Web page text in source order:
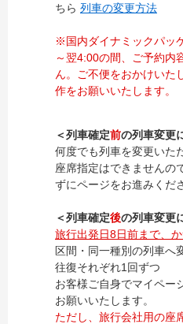
ちら 列車の変更方法
※国内ダイナミックパッ
～翌4:00の間、ご予約内
ん。
ご不便をおかけいた
作をお願いいたします。
＜列車確定前の列車変更
何度でも列車を変更いた
座席指定はできませんの
ずにページをお進みくだ
＜列車確定後の列車変更
旅行出発日8日前まで、
区間・同一種別の列車へ
往復それぞれ1回ずつ
お客様ご自身でマイペー
お願いいたします。
ただし、旅行会社用の座